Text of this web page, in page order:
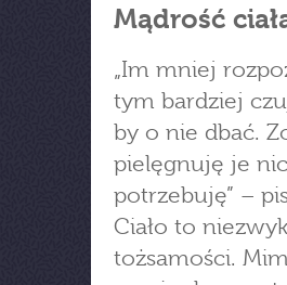
Mądrość
„Im mniej
tym bardziej
by o nie dbać.
pielęgnuję je
potrzebuję” –
Ciało to
tożsamości.